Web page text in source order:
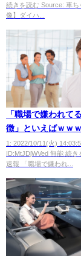
続きを読む Source: 車ち
像】ダイハ...
「職場で嫌われて
徴」といえばｗｗ
1: 2022/10/11(火)
ID:MtJDjWVed 無能 続
速報 「職場で嫌われ...